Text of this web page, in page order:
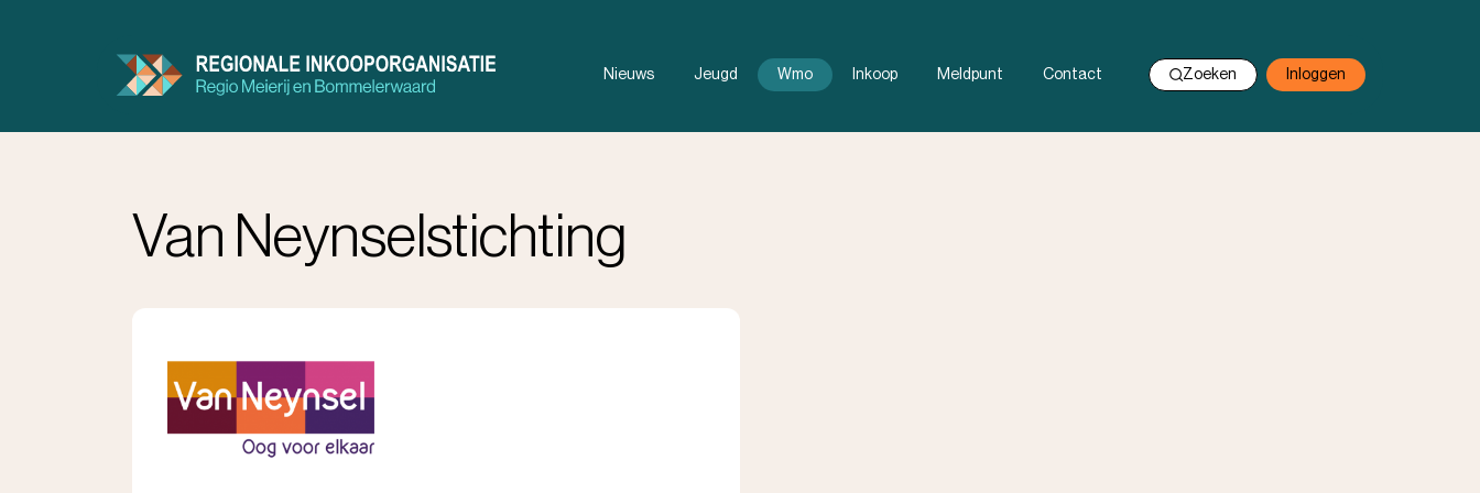
Nieuws Jeugd Wmo Inkoop Meldpunt Contact Zoeken Inloggen
Van Neynselstichting